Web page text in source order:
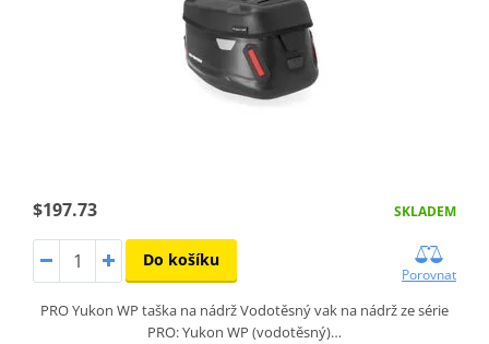
$197.73 SKLADEM
Do košíku
Porovnat
PRO Yukon WP taška na nádrž Vodotěsný vak na nádrž ze série
PRO: Yukon WP (vodotěsný)…